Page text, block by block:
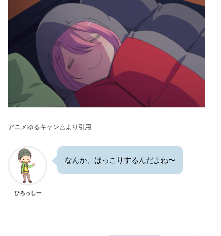
アニメゆるキャン△より引用
ひろっしー
なんか、ほっこりするんだよね〜